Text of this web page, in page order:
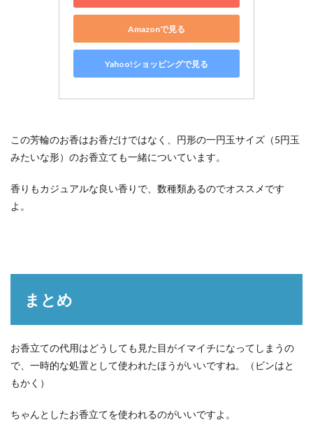
Amazonで見る
Yahoo!ショッピングで見る
この芳輪のお香はお香だけではなく、円形の一円玉サイズ（5円玉
みたいな形）のお香立ても一緒についています。
香りもカジュアルな良い香りで、数種類あるのでオススメです
よ。
まとめ
お香立ての代用はどうしても見た目がイマイチになってしまうの
で、一時的な処置として使われたほうがいいですね。（ビンはと
もかく）
ちゃんとしたお香立てを使われるのがいいですよ。